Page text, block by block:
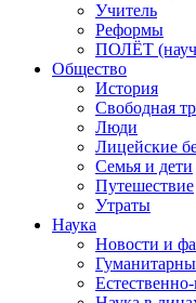
Учитель
Реформы
ПОЛЁТ
Общество
История
Свободная
Люди
Лицейские
Семья и дети
Путешествие
Утраты
Наука
Новости и